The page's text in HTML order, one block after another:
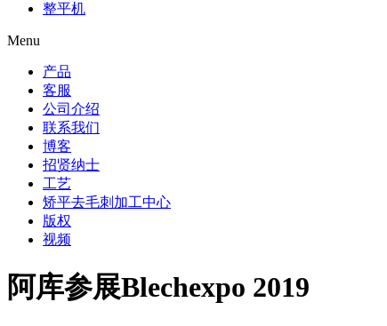
整平机
Menu
产品
客服
公司介绍
联系我们
博客
招贤纳士
工艺
矫平去毛刺加工中心
版权
视频
阿库参展Blechexpo 2019